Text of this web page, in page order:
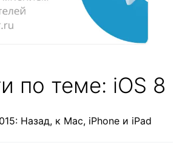
по теме: iOS 8
Назад, к Mac, iPhone и iPad